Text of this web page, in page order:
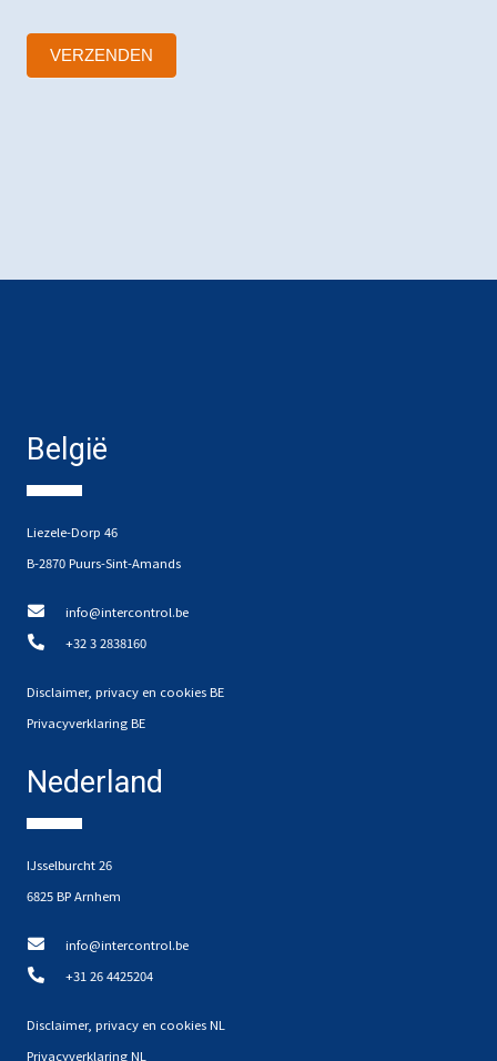
VERZENDEN
België
Liezele-Dorp 46
B-2870 Puurs-Sint-Amands
info@intercontrol.be
+32 3 2838160
Disclaimer, privacy en cookies BE
Privacyverklaring BE
Nederland
IJsselburcht 26
6825 BP Arnhem
info@intercontrol.be
+31 26 4425204
Disclaimer, privacy en cookies NL
Privacyverklaring NL